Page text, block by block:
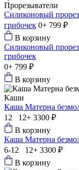
Прорезыватели
Силиконовый
грибочек 0+ 799 ₽
В корзину
Силиконовый
грибочек
0+ 799 ₽
В корзину
Каши
Каша Матерна
12 12+ 3300 ₽
В корзину
Каша Матерна
6-12 12+ 3300 ₽
В корзину